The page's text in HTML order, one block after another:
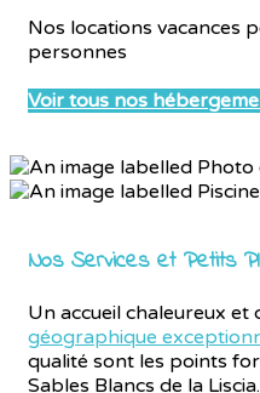
Nos locations vacances
personnes
Voir tous nos
Nos Services et Petits
Un accueil chaleureux et
géographique
qualité sont les points
Sables Blancs de la Liscia.